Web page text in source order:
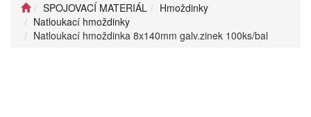
SPOJOVACÍ MATERIÁL
Hmoždinky
Natloukací hmoždinky
Natloukací hmoždinka 8x140mm galv.zinek 100ks/bal